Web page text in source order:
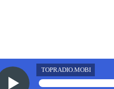
TOPRADIO.MOBI